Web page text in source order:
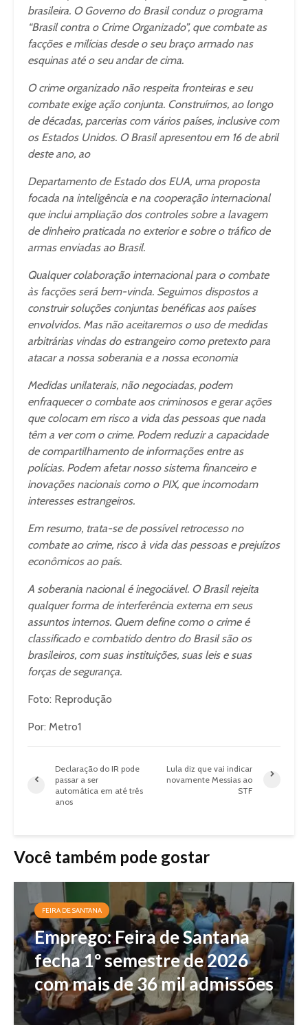
brasileira. O Governo do Brasil conduz o programa
“Brasil contra o Crime Organizado”, que combate as
facções e milícias desde o seu braço armado nas
esquinas até o seu andar de cima.
O crime organizado não respeita fronteiras e seu
combate exige ação conjunta. Construímos, ao longo
de décadas, parcerias com vários países, inclusive com
os Estados Unidos. O Brasil apresentou em 16 de abril
deste ano, ao
Departamento de Estado dos EUA, uma proposta
focada na inteligência e na cooperação internacional
que inclui ampliação dos controles sobre a lavagem
de dinheiro praticada no exterior e sobre o tráfico de
armas enviadas ao Brasil.
Qualquer colaboração internacional para o combate
às facções será bem-vinda. Seguimos dispostos a
construir soluções conjuntas benéficas aos países
envolvidos. Mas não aceitaremos o uso de medidas
arbitrárias vindas do estrangeiro como pretexto para
atacar a nossa soberania e a nossa economia
Medidas unilaterais, não negociadas, podem
enfraquecer o combate aos criminosos e gerar ações
que colocam em risco a vida das pessoas que nada
têm a ver com o crime. Podem reduzir a capacidade
de compartilhamento de informações entre as
polícias. Podem afetar nosso sistema financeiro e
inovações nacionais como o PIX, que incomodam
interesses estrangeiros.
Em resumo, trata-se de possível retrocesso no
combate ao crime, risco à vida das pessoas e prejuízos
econômicos ao país.
A soberania nacional é inegociável. O Brasil rejeita
qualquer forma de interferência externa em seus
assuntos internos. Quem define como o crime é
classificado e combatido dentro do Brasil são os
brasileiros, com suas instituições, suas leis e suas
forças de segurança.
Foto: Reprodução
Por: Metro1
Declaração do IR pode
passar a ser
automática em até três
anos
Lula diz que vai indicar
novamente Messias ao
STF
Você também pode gostar
FEIRA DE SANTANA
Emprego: Feira de Santana
fecha 1º semestre de 2026
com mais de 36 mil admissões